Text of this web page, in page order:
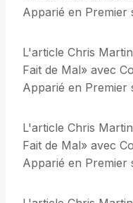
Apparié en Premier
L'article Chris
Fait de Mal» avec
Apparié en Premier
L'article Chris
Fait de Mal» avec
Apparié en Premier